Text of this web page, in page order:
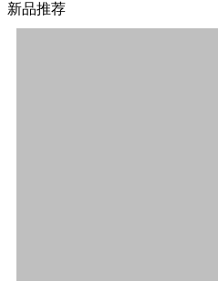
新品推荐